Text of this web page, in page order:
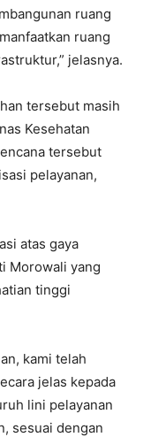
ruang
ruang
jelasnya.
tersebut masih
Kesehatan
tersebut
pelayanan,
atas gaya
Morowali yang
tinggi
kami telah
jelas kepada
lini pelayanan
sesuai dengan